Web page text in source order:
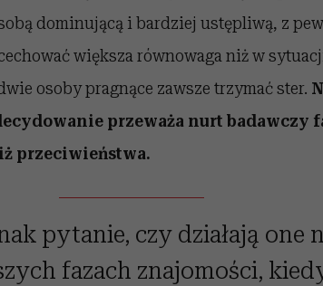
dominującą i bardziej ustępliwą, z
większa równowaga niż w
osoby pragnące zawsze trzymać ster.
przeważa nurt badawczy
przeciwieństwa.
pytanie, czy działają one
fazach znajomości,